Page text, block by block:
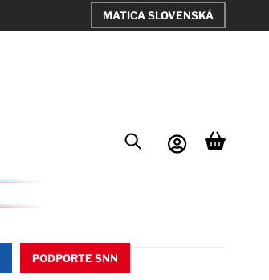
MATICA SLOVENSKÁ
PODPORTE SNN